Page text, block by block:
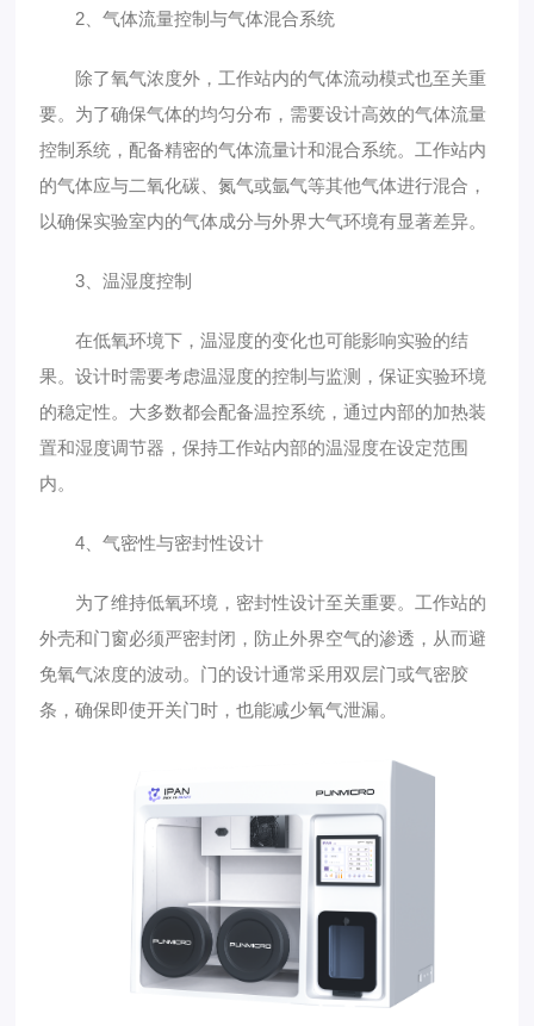
2、气体流量控制与气体混合系统
除了氧气浓度外，工作站内的气体流动模式也至关重
要。为了确保气体的均匀分布，需要设计高效的气体流量
控制系统，配备精密的气体流量计和混合系统。工作站内
的气体应与二氧化碳、氮气或氩气等其他气体进行混合，
以确保实验室内的气体成分与外界大气环境有显著差异。
3、温湿度控制
在低氧环境下，温湿度的变化也可能影响实验的结
果。设计时需要考虑温湿度的控制与监测，保证实验环境
的稳定性。大多数都会配备温控系统，通过内部的加热装
置和湿度调节器，保持工作站内部的温湿度在设定范围
内。
4、气密性与密封性设计
为了维持低氧环境，密封性设计至关重要。工作站的
外壳和门窗必须严密封闭，防止外界空气的渗透，从而避
免氧气浓度的波动。门的设计通常采用双层门或气密胶
条，确保即使开关门时，也能减少氧气泄漏。